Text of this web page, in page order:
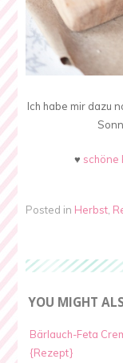
Ich habe mir dazu
♥ schöne
Posted in Herbst
YOU MIGHT
Bärlauch-Feta
{Rezept}